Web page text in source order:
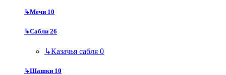
↳Мечи 10
↳Сабли 26
↳Казачья сабля 0
↳Шашки 10